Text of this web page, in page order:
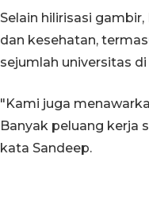
Selain hilirisasi
dan kesehatan,
sejumlah universitas di
"Kami juga
Banyak peluang kerja
kata Sandeep.